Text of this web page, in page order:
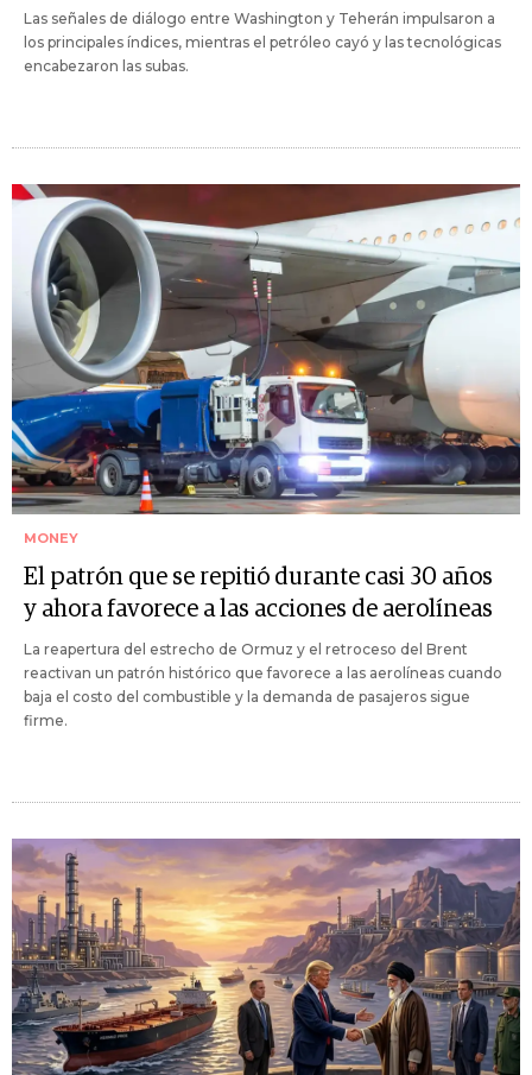
Las señales de diálogo entre Washington y Teherán impulsaron a
los principales índices, mientras el petróleo cayó y las tecnológicas
encabezaron las subas.
MONEY
El patrón que se repitió durante casi 30 años
y ahora favorece a las acciones de aerolíneas
La reapertura del estrecho de Ormuz y el retroceso del Brent
reactivan un patrón histórico que favorece a las aerolíneas cuando
baja el costo del combustible y la demanda de pasajeros sigue
firme.